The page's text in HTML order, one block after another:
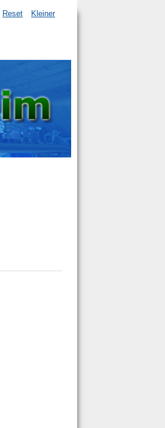
Reset Kleiner